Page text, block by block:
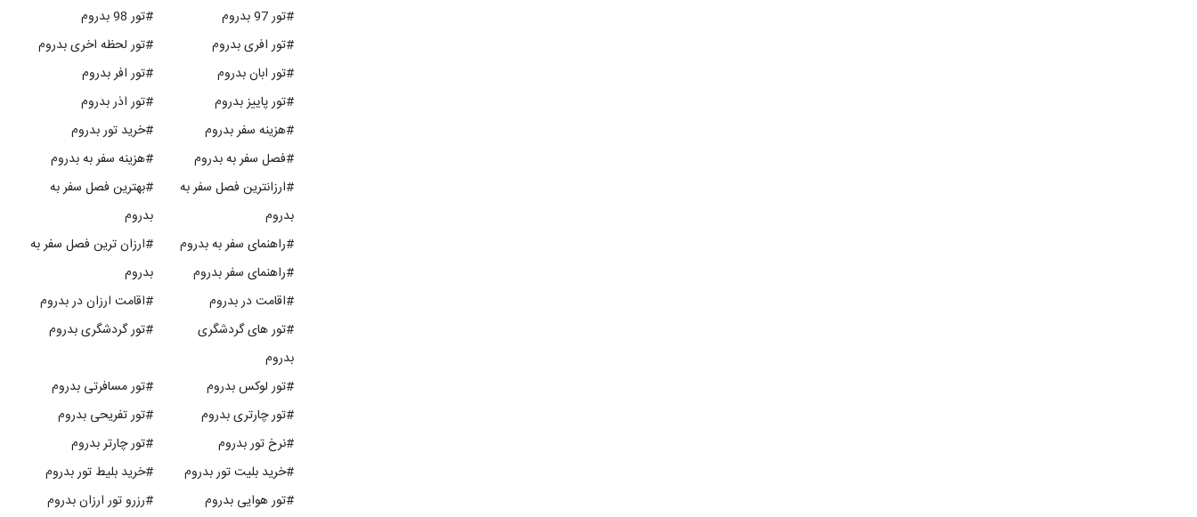
#تور 98 بدروم
#تور 97 بدروم
#تور لحظه اخری بدروم
#تور افری بدروم
#تور افر بدروم
#تور ابان بدروم
#تور اذر بدروم
#تور پاییز بدروم
#خرید تور بدروم
#هزینه سفر بدروم
#هزینه سفر به بدروم
#فصل سفر به بدروم
#بهترین فصل سفر به
بدروم
#ارزانترین فصل سفر به
بدروم
#ارزان ترین فصل سفر به
بدروم
#راهنمای سفر به بدروم
#راهنمای سفر بدروم
#اقامت ارزان در بدروم
#اقامت در بدروم
#تور گردشگری بدروم
#تور های گردشگری
بدروم
#تور مسافرتی بدروم
#تور لوکس بدروم
#تور تفریحی بدروم
#تور چارتری بدروم
#تور چارتر بدروم
#نرخ تور بدروم
#خرید بلیط تور بدروم
#خرید بلیت تور بدروم
#رزرو تور ارزان بدروم
#تور هوایی بدروم